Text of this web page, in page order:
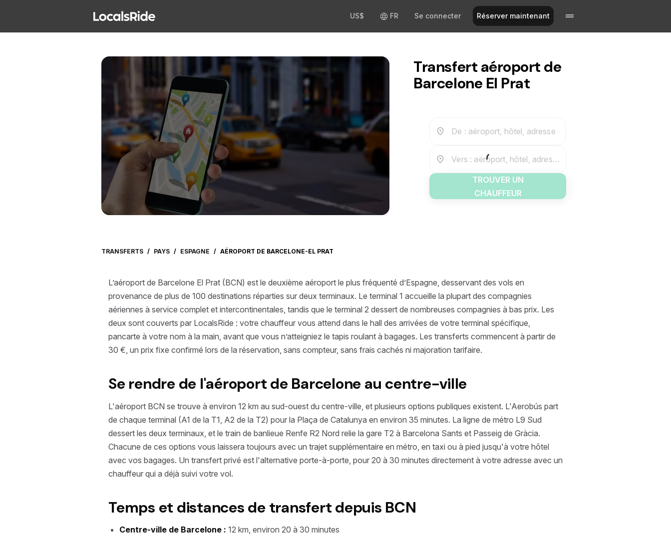
US$ FR Se connecter Réserver maintenant
Transfert aéroport de
Barcelone El Prat
De : aéroport, hôtel, adresse
Vers : aéroport, hôtel, adresse
TROUVER UN
CHAUFFEUR
TRANSFERTS / PAYS / ESPAGNE / AÉROPORT DE BARCELONE-EL PRAT
L’aéroport de Barcelone El Prat (BCN) est le deuxième aéroport le plus fréquenté d’Espagne, desservant des vols en
provenance de plus de 100 destinations réparties sur deux terminaux. Le terminal 1 accueille la plupart des compagnies
aériennes à service complet et intercontinentales, tandis que le terminal 2 dessert de nombreuses compagnies à bas prix. Les
deux sont couverts par LocalsRide : votre chauffeur vous attend dans le hall des arrivées de votre terminal spécifique,
pancarte à votre nom à la main, avant que vous n’atteigniez le tapis roulant à bagages. Les transferts commencent à partir de
30 €, un prix fixe confirmé lors de la réservation, sans compteur, sans frais cachés ni majoration tarifaire.
Se rendre de l'aéroport de Barcelone au centre-ville
L'aéroport BCN se trouve à environ 12 km au sud-ouest du centre-ville, et plusieurs options publiques existent. L'Aerobús part
de chaque terminal (A1 de la T1, A2 de la T2) pour la Plaça de Catalunya en environ 35 minutes. La ligne de métro L9 Sud
dessert les deux terminaux, et le train de banlieue Renfe R2 Nord relie la gare T2 à Barcelona Sants et Passeig de Gràcia.
Chacune de ces options vous laissera toujours avec un trajet supplémentaire en métro, en taxi ou à pied jusqu'à votre hôtel
avec vos bagages. Un transfert privé est l'alternative porte-à-porte, pour 20 à 30 minutes directement à votre adresse avec un
chauffeur qui a déjà suivi votre vol.
Temps et distances de transfert depuis BCN
Centre-ville de Barcelone : 12 km, environ 20 à 30 minutes